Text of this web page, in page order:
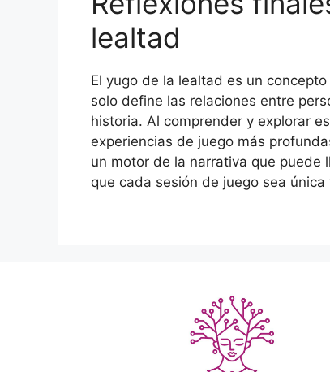
lealtad
El yugo de la lealtad es un
solo define las relaciones entre
historia. Al comprender y explorar
experiencias de juego más
un motor de la narrativa que puede
que cada sesión de juego sea única